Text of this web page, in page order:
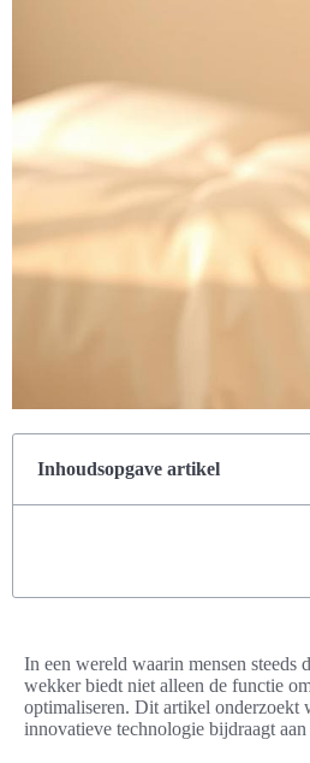
Inhoudsopgave artikel
In een wereld waarin mensen steeds
wekker biedt niet alleen de functie
optimaliseren. Dit artikel onderzoekt
innovatieve technologie bijdraagt aan